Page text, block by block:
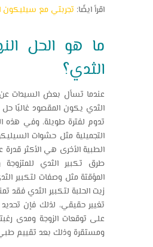
اقرأ ايضًا: تجربتي مع سيليكون
ما هو الحل
الثدي؟
عندما تسأل بعض السيدات عن
الثدي يكون المقصود غالبًا
تدوم لفترة طويلة، وفي هذه
التجميلية مثل حشوات
الطبية الأخرى هي الأكثر
طرق تكبير الثدي للمتزوجة
المؤقتة مثل وصفات لتكبير
زيت الحلبة لتكبير الثدي فقد
تغيير حقيقي، لذلك فإن تحديد
على توقعات الزوجة ومدى
ومستقرة وذلك بعد تقييم